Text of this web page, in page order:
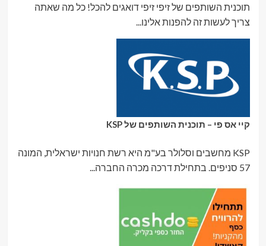
תוכנית השותפים של זיפי זיפי דואגים להכל! כל מה שאתה
צריך לעשות זה להפנות אלינו...
קיי אס פי – תוכנית השותפים של KSP
KSP מחשבים וסלולר בע"מ היא רשת חנויות ישראלית, המונה
57 סניפים. בתחילת דרכה מכרה החברה...